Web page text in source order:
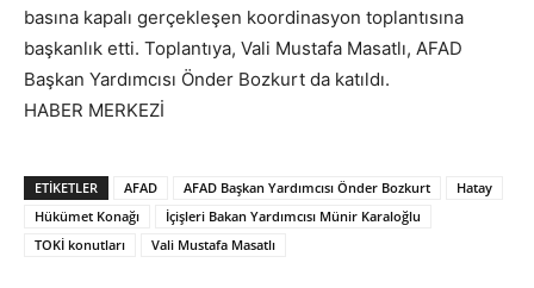
basına kapalı gerçekleşen koordinasyon toplantısına
başkanlık etti. Toplantıya, Vali Mustafa Masatlı, AFAD
Başkan Yardımcısı Önder Bozkurt da katıldı.
HABER MERKEZİ
ETIKETLER AFAD AFAD Başkan Yardımcısı Önder Bozkurt
Hatay
Hükümet Konağı
İçişleri Bakan Yardımcısı Münir Karaloğlu
TOKİ konutları
Vali Mustafa Masatlı